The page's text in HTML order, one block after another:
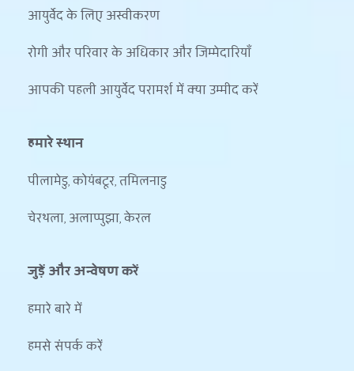
आयुर्वेद के लिए अस्वीकरण
रोगी और परिवार के अधिकार और जिम्मेदारियाँ
आपकी पहली आयुर्वेद परामर्श में क्या उम्मीद करें
हमारे स्थान
पीलामेडु, कोयंबटूर, तमिलनाडु
चेरथला, अलाप्पुझा, केरल
जुड़ें और अन्वेषण करें
हमारे बारे में
हमसे संपर्क करें